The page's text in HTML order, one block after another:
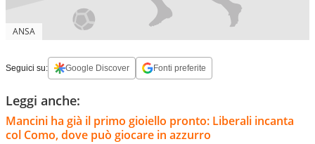
ANSA
Seguici su: Google Discover Fonti preferite
Leggi anche:
Mancini ha già il primo gioiello pronto: Liberali incanta
col Como, dove può giocare in azzurro